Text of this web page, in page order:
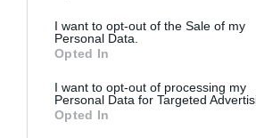
I want to opt-out of the Sale of my
Personal Data.
Opted In
I want to opt-out of processing my
Personal Data for Targeted
Opted In
ΠΡΟΒΟΛΉ
Πολιτική Cookies
νέο Ιερό Ναό –
εργασίες (φωτό – βίντεο)
πνευματική ενίσχυση και την
των κατοίκων στο σεισμόπληκτο